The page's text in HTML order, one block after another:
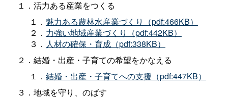
１．活力ある産業をつくる
１． 魅力ある農林水産業づくり（pdf:466KB）
２． 力強い地域産業づくり（pdf:442KB）
３． 人材の確保・育成（pdf:338KB）
２．結婚・出産・子育ての希望をかなえる
１． 結婚・出産・子育てへの支援（pdf:447KB）
３．地域を守り、のばす